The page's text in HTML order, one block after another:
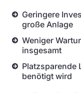
Geringere
große Anlage
Weniger
insgesamt
Platzsparende
benötigt wird